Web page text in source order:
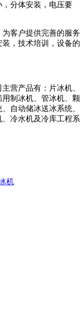
分体安装，电压要
客户提供完善的服务
，技术培训，设备的
营产品有：片冰机、
制冰机、管冰机、颗
自动储冰送冰系统、
冷水机及冷库工程系
机